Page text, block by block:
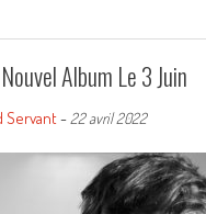
Album Le 3 Juin
Servant- 22 avril 2022